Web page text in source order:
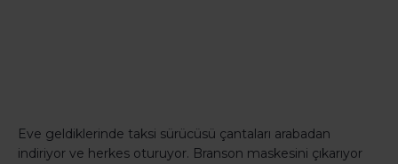
Eve geldiklerinde taksi sürücüsü çantaları arabadan
indiriyor ve herkes oturuyor. Branson maskesini çıkarıyor